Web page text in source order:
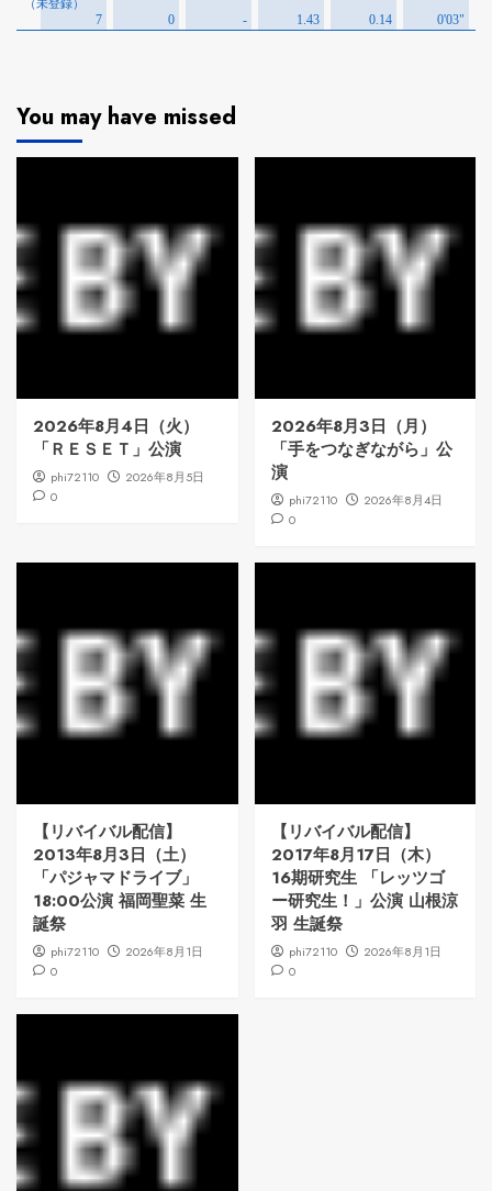
You may have missed
2026年8月4日（火）
「ＲＥＳＥＴ」公演
phi72110
2026年8月5日
0
2026年8月3日（月）
「手をつなぎながら」公
演
phi72110
2026年8月4日
0
【リバイバル配信】
2013年8月3日（土）
「パジャマドライブ」
18:00公演 福岡聖菜 生
誕祭
phi72110
2026年8月1日
0
【リバイバル配信】
2017年8月17日（木）
16期研究生 「レッツゴ
ー研究生！」公演 山根涼
羽 生誕祭
phi72110
2026年8月1日
0